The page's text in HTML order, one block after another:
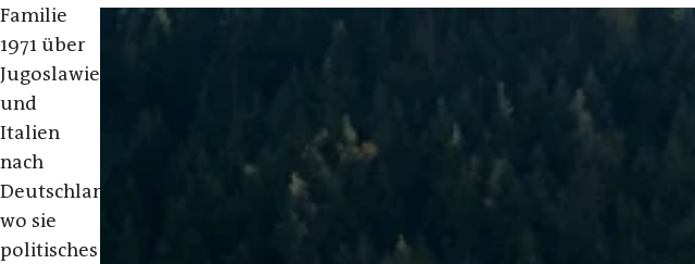
Familie
1971 über
Jugoslawien
und
Italien
nach
Deutschland,
wo sie
politisches